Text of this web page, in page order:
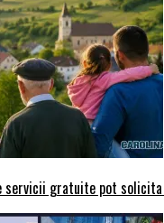
servicii gratuite pot